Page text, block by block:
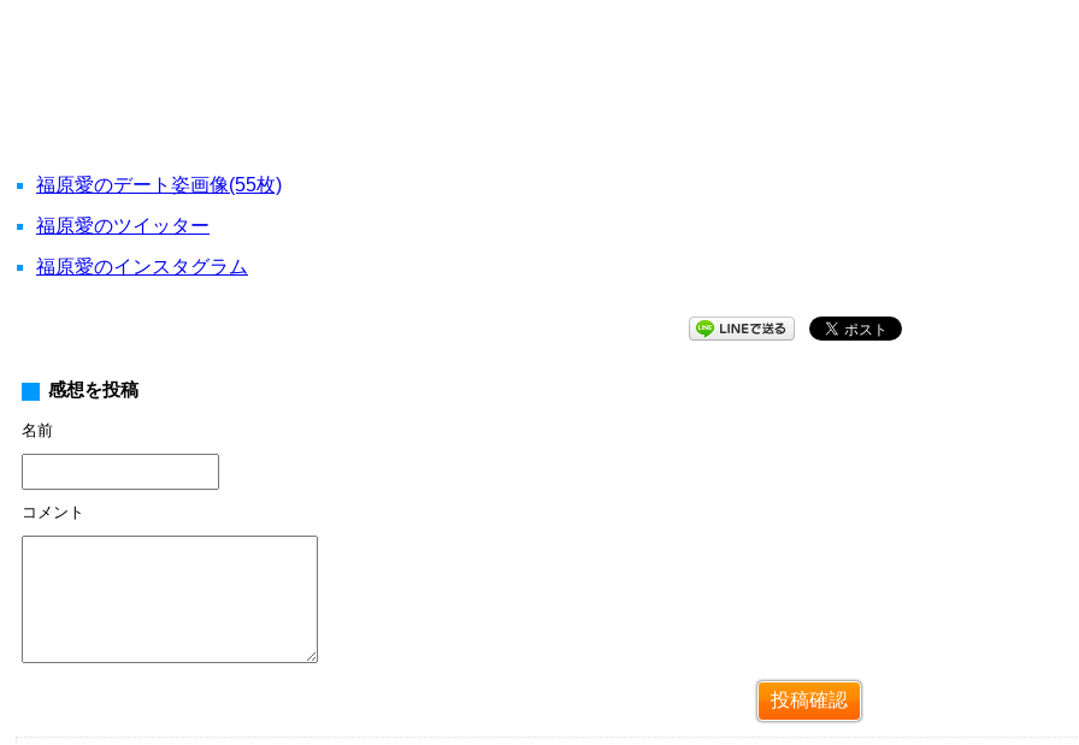
福原愛のデート姿画像(55枚)
福原愛のツイッター
福原愛のインスタグラム
感想を投稿
名前
コメント